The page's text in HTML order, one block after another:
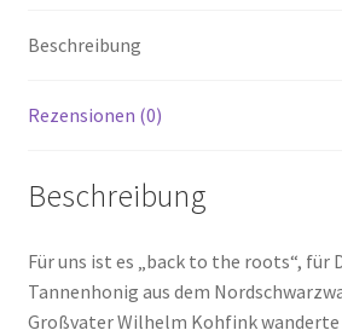
Beschreibung
Rezensionen (0)
Beschreibung
Für uns ist es „back to the roots“, für
Tannenhonig aus dem
Großvater Wilhelm Kohfink